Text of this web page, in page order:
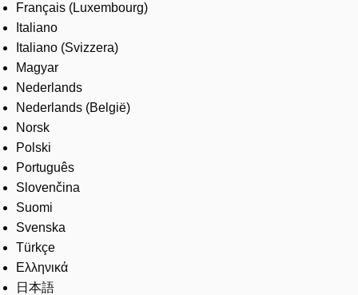
Français (Luxembourg)
Italiano
Italiano (Svizzera)
Magyar
Nederlands
Nederlands (België)
Norsk
Polski
Português
Slovenčina
Suomi
Svenska
Türkçe
Ελληνικά
日本語